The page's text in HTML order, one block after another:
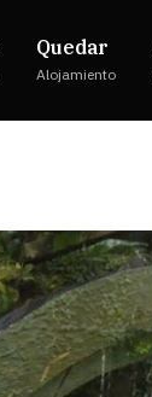
Quedar
Alojamiento